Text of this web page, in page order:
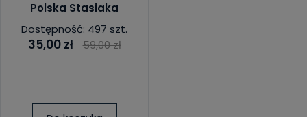
Polska Stasiaka
Dostępność: 497 szt.
35,00 zł 59,00 zł